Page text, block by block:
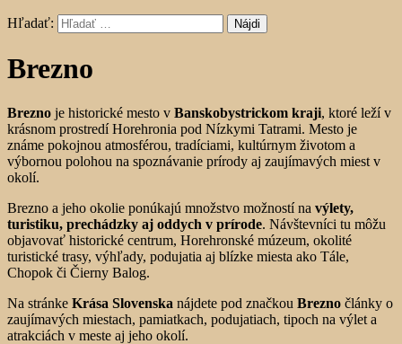
Hľadať:
Brezno
Brezno je historické mesto v Banskobystrickom kraji, ktoré leží v
krásnom prostredí Horehronia pod Nízkymi Tatrami. Mesto je
známe pokojnou atmosférou, tradíciami, kultúrnym životom a
výbornou polohou na spoznávanie prírody aj zaujímavých miest v
okolí.
Brezno a jeho okolie ponúkajú množstvo možností na výlety,
turistiku, prechádzky aj oddych v prírode. Návštevníci tu môžu
objavovať historické centrum, Horehronské múzeum, okolité
turistické trasy, výhľady, podujatia aj blízke miesta ako Tále,
Chopok či Čierny Balog.
Na stránke Krása Slovenska nájdete pod značkou Brezno články o
zaujímavých miestach, pamiatkach, podujatiach, tipoch na výlet a
atrakciách v meste aj jeho okolí.